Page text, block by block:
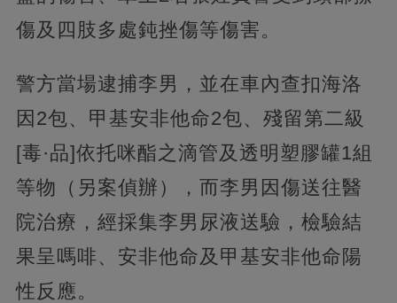
傷及四肢多處鈍挫傷等傷害。
警方當場逮捕李男，並在車內查扣海洛
因2包、甲基安非他命2包、殘留第二級
[毒·品]依托咪酯之滴管及透明塑膠罐1組
等物（另案偵辦），而李男因傷送往醫
院治療，經採集李男尿液送驗，檢驗結
果呈嗎啡、安非他命及甲基安非他命陽
性反應。